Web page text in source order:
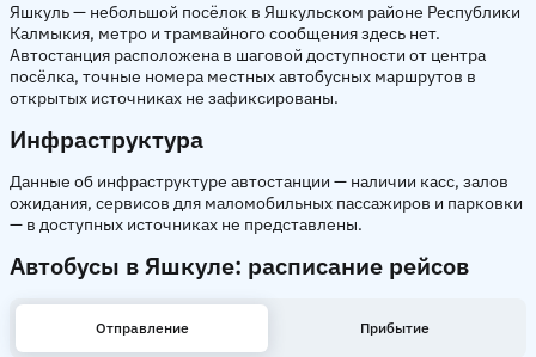
Яшкуль — небольшой посёлок в Яшкульском районе Республики
Калмыкия, метро и трамвайного сообщения здесь нет.
Автостанция расположена в шаговой доступности от центра
посёлка, точные номера местных автобусных маршрутов в
открытых источниках не зафиксированы.
Инфраструктура
Данные об инфраструктуре автостанции — наличии касс, залов
ожидания, сервисов для маломобильных пассажиров и парковки
— в доступных источниках не представлены.
Автобусы в Яшкуле: расписание рейсов
Отправление Прибытие